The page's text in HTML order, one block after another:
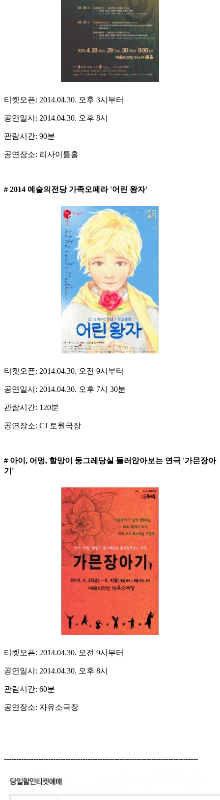
티켓오픈: 2014.04.30. 오후 3시부터
공연일시: 2014.04.30. 오후 8시
관람시간: 90분
공연장소: 리사이틀홀
# 2014 예술의전당 가족오페라 '어린 왕자'
티켓오픈: 2014.04.30. 오전 9시부터
공연일시: 2014.04.30. 오후 7시 30분
관람시간: 120분
공연장소: CJ 토월극장
# 아이, 어멍, 할망이 둥그레당실 둘러앉아보는 연극 '가믄장아
기'
티켓오픈: 2014.04.30. 오전 9시부터
공연일시: 2014.04.30. 오후 8시
관람시간: 60분
공연장소: 자유소극장
-------------------------------------------------------------------------------